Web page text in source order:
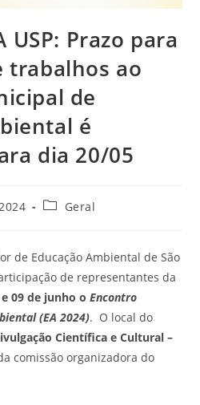
USP: Prazo para
trabalhos ao
de
é
dia 20/05
Geral
de Educação Ambiental de São
de representantes da
09 de junho oEncontro
(EA 2024). O local do
Científica e Cultural –
comissão organizadora do